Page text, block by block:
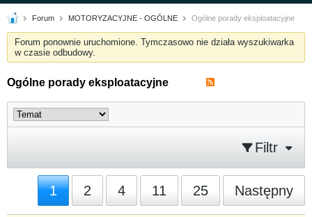
Forum MOTORYZACYJNE - OGÓLNE Ogólne porady eksploatacyjne
Forum ponownie uruchomione. Tymczasowo nie działa wyszukiwarka
w czasie odbudowy.
Ogólne porady eksploatacyjne
Filtr
1 2 4 11 25 Następny